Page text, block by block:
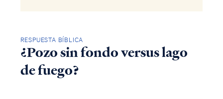
RESPUESTA BÍBLICA
¿Pozo sin fondo versus lago
de fuego?